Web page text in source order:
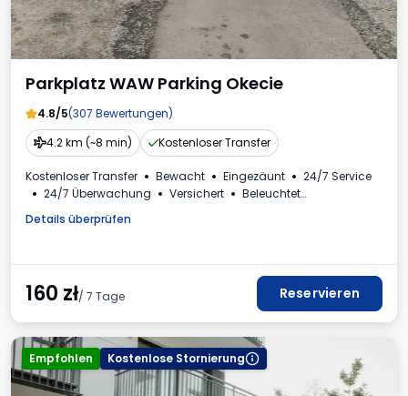
Parkplatz WAW Parking Okecie
4.8/5(307 Bewertungen)
4.2 km (~8 min)
Kostenloser Transfer
Kostenloser Transfer Bewacht Eingezäunt
24/7 Service
24/7 Überwachung
Versichert
Beleuchtet
Details überprüfen
160 zł/ 7 Tage Reservieren
Empfohlen Kostenlose Stornierung